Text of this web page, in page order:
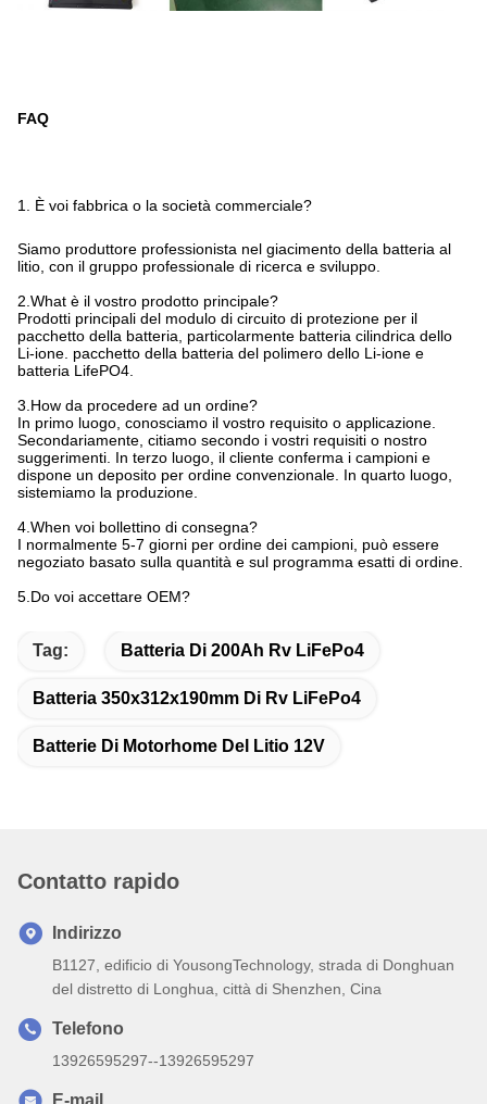
FAQ
1. È voi fabbrica o la società commerciale?
Siamo produttore professionista nel giacimento della batteria al
litio, con il gruppo professionale di ricerca e sviluppo.
2.What è il vostro prodotto principale?
Prodotti principali del modulo di circuito di protezione per il
pacchetto della batteria, particolarmente batteria cilindrica dello
Li-ione. pacchetto della batteria del polimero dello Li-ione e
batteria LifePO4.
3.How da procedere ad un ordine?
In primo luogo, conosciamo il vostro requisito o applicazione.
Secondariamente, citiamo secondo i vostri requisiti o nostro
suggerimenti. In terzo luogo, il cliente conferma i campioni e
dispone un deposito per ordine convenzionale. In quarto luogo,
sistemiamo la produzione.
4.When voi bollettino di consegna?
I normalmente 5-7 giorni per ordine dei campioni, può essere
negoziato basato sulla quantità e sul programma esatti di ordine.
5.Do voi accettare OEM?
Tag: Batteria Di 200Ah Rv LiFePo4
Batteria 350x312x190mm Di Rv LiFePo4
Batterie Di Motorhome Del Litio 12V
Contatto rapido
Indirizzo
B1127, edificio di YousongTechnology, strada di Donghuan
del distretto di Longhua, città di Shenzhen, Cina
Telefono
13926595297--13926595297
E-mail